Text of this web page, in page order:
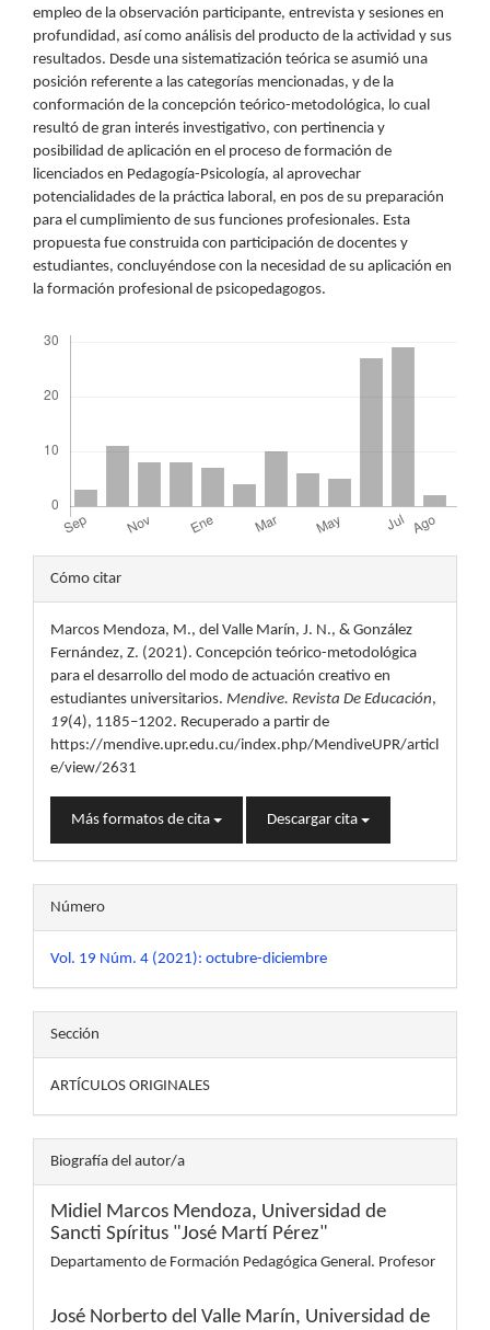
empleo de la observación participante, entrevista y sesiones en
profundidad, así como análisis del producto de la actividad y sus
resultados. Desde una sistematización teórica se asumió una
posición referente a las categorías mencionadas, y de la
conformación de la concepción teórico-metodológica, lo cual
resultó de gran interés investigativo, con pertinencia y
posibilidad de aplicación en el proceso de formación de
licenciados en Pedagogía-Psicología, al aprovechar
potencialidades de la práctica laboral, en pos de su preparación
para el cumplimiento de sus funciones profesionales. Esta
propuesta fue construida con participación de docentes y
estudiantes, concluyéndose con la necesidad de su aplicación en
la formación profesional de psicopedagogos.
Detalles
del
artículo
Cómo citar
Marcos Mendoza, M., del Valle Marín, J. N., & González
Fernández, Z. (2021). Concepción teórico-metodológica
para el desarrollo del modo de actuación creativo en
estudiantes universitarios. Mendive. Revista De Educación,
19(4), 1185–1202. Recuperado a partir de
https://mendive.upr.edu.cu/index.php/MendiveUPR/articl
e/view/2631
Más formatos de cita Descargar cita
Número
Vol. 19 Núm. 4 (2021): octubre-diciembre
Sección
ARTÍCULOS ORIGINALES
Biografía del autor/a
Midiel Marcos Mendoza, Universidad de
Sancti Spíritus "José Martí Pérez"
Departamento de Formación Pedagógica General. Profesor
José Norberto del Valle Marín, Universidad de